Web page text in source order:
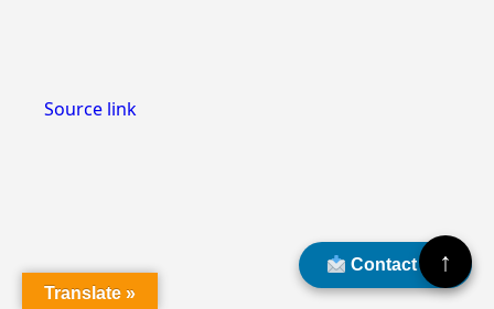
Source link
Translate »
Contact Us↑